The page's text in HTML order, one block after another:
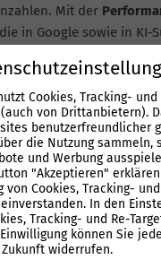
Mit der
in Google sowie in KI-
auch für
durch unsere
Aufwand dank KI
natürliche
Cookies, Tracking- und
(auch von Drittanbietern).
benutzerfreundlicher
die Nutzung sammeln,
und Werbung
"Akzeptieren"
von Cookies, Tracking-
In den
Tracking- und Re-
können Sie
widerrufen.